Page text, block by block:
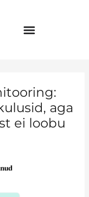
aga
ei loobu